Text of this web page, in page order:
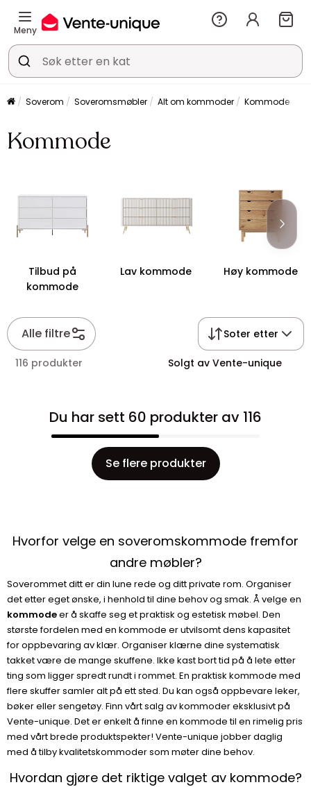
Meny
Soverom Soveromsmøbler Alt om kommoder Kommode
Kommode
Tilbud på
kommode
Lav kommode Høy kommode
Alle filtre Soter etter
116 produkter Solgt av Vente-unique
Du har sett 60 produkter av 116
Se flere produkter
Hvorfor velge en soveromskommode fremfor
andre møbler?
Soverommet ditt er din lune rede og ditt private rom. Organiser
det etter eget ønske, i henhold til dine behov og smak. Å velge en
kommodeer å skaffe seg et praktisk og estetisk møbel. Den
største fordelen med en kommode er utvilsomt dens kapasitet
for oppbevaring av klær. Organiser klærne dine systematisk
takket være de mange skuffene. Ikke kast bort tid på å lete etter
ting som ligger spredt rundt i rommet. En praktisk kommode med
flere skuffer samler alt på ett sted. Du kan også oppbevare leker,
bøker eller sengetøy. Finn vårt salg av kommoder eksklusivt på
Vente-unique. Det er enkelt å finne en kommode til en rimelig pris
med vårt brede produktspekter! Vente-unique jobber daglig
med å tilby kvalitetskommoder som møter dine behov.
Hvordan gjøre det riktige valget av kommode?